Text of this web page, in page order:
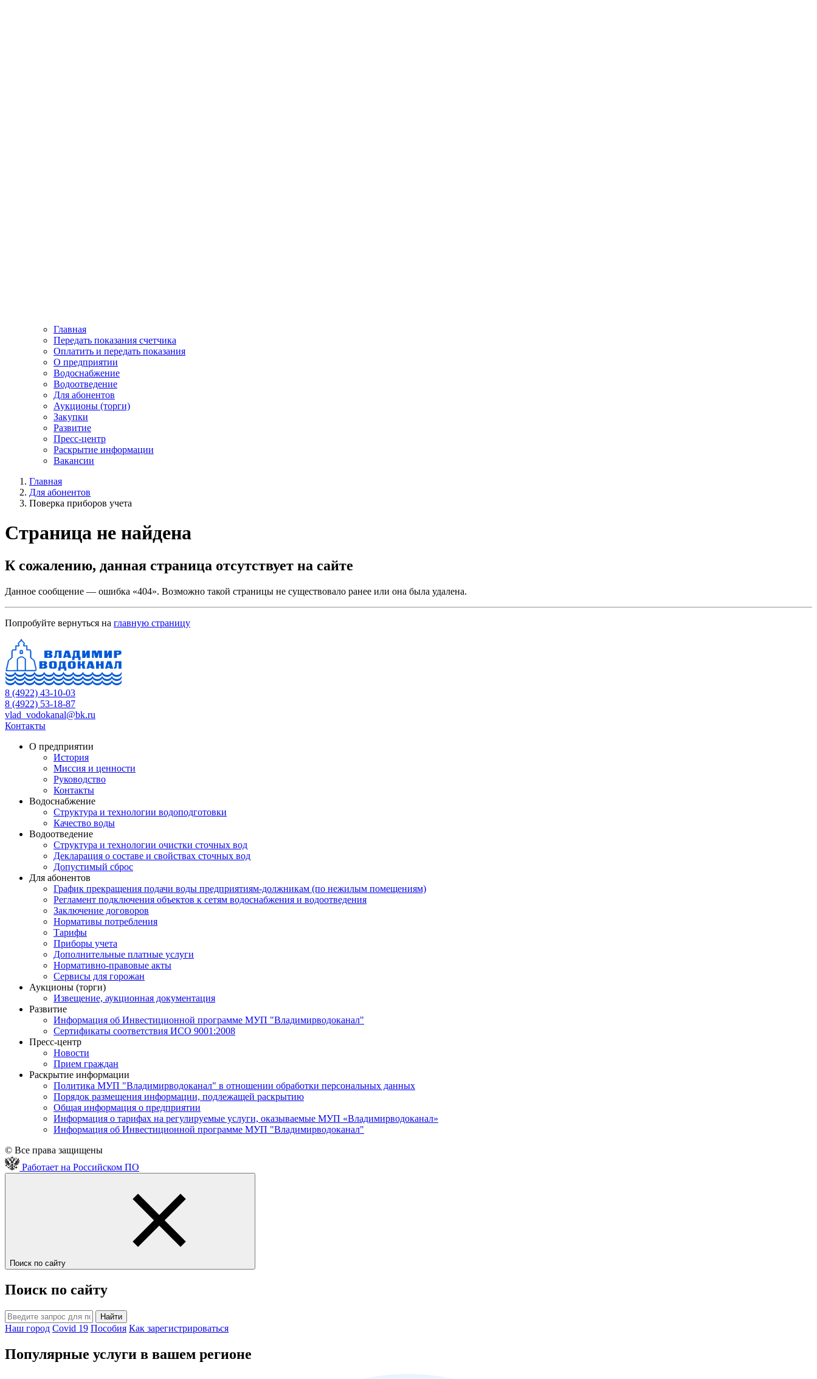
Главная
Передать показания счетчика
Оплатить и передать показания
О предприятии
Водоснабжение
Водоотведение
Для абонентов
Аукционы (торги)
Закупки
Развитие
Пресс-центр
Раскрытие информации
Вакансии
Главная
Для абонентов
Поверка приборов учета
Страница не найдена
К сожалению, данная страница отсутствует на сайте
Данное сообщение — ошибка «404». Возможно такой страницы не существовало ранее или она была удалена.
Попробуйте вернуться на главную страницу
8 (4922) 43-10-03
8 (4922) 53-18-87
vlad_vodokanal@bk.ru
Контакты
О предприятии
История
Миссия и ценности
Руководство
Контакты
Водоснабжение
Структура и технологии водоподготовки
Качество воды
Водоотведение
Структура и технологии очистки сточных вод
Декларация о составе и свойствах сточных вод
Допустимый сброс
Для абонентов
График прекращения подачи воды предприятиям-должникам (по нежилым помещениям)
Регламент подключения объектов к сетям водоснабжения и водоотведения
Заключение договоров
Нормативы потребления
Тарифы
Приборы учета
Дополнительные платные услуги
Нормативно-правовые акты
Сервисы для горожан
Аукционы (торги)
Извещение, аукционная документация
Развитие
Информация об Инвестиционной программе МУП "Владимирводоканал"
Сертификаты соответствия ИСО 9001:2008
Пресс-центр
Новости
Прием граждан
Раскрытие информации
Политика МУП "Владимирводоканал" в отношении обработки персональных данных
Порядок размещения информации, подлежащей раскрытию
Общая информация о предприятии
Информация о тарифах на регулируемые услуги, оказываемые МУП «Владимирводоканал»
Информация об Инвестиционной программе МУП "Владимирводоканал"
© Все права защищены
Работает на Российском ПО
Поиск по сайту
Поиск по сайту
Найти
Наш город Covid 19 Пособия Как зарегистрироваться
Популярные услуги в вашем регионе